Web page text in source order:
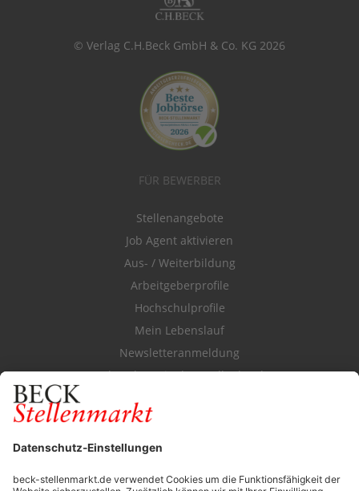
© Verlag C.H.Beck GmbH & Co. KG 2026
FÜR BEWERBER
Stellenangebote
Job Agent aktivieren
Aus- / Weiterbildung
Arbeitgeberprofile
Hochschulprofile
Mein Lebenslauf
Newsletteranmeldung
Durchsuchen Sie den Stellenkatalog
FÜR ARBEITGEBER
Stellenmarktpreise
Anzeigen-AGB